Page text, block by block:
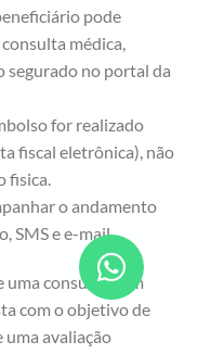
pode
médica,
segurado no portal da
for realizado
fiscal eletrônica), não
fisica.
o andamento
SMS e e-mail.
uma consulta, sem
com o objetivo de
avaliação